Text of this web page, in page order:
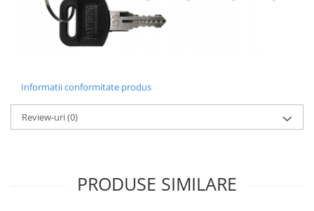
Informatii conformitate produs
Review-uri(0)
PRODUSE SIMILARE